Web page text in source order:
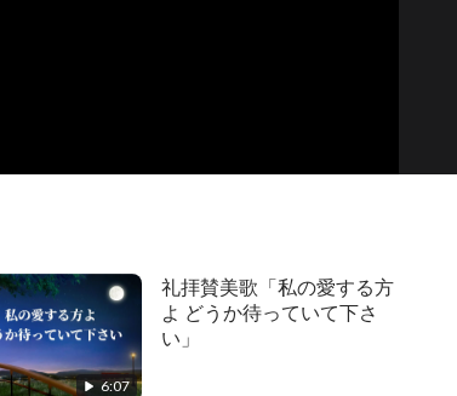
6:07
礼拝賛美歌「私の愛する方
よ どうか待っていて下さ
い」